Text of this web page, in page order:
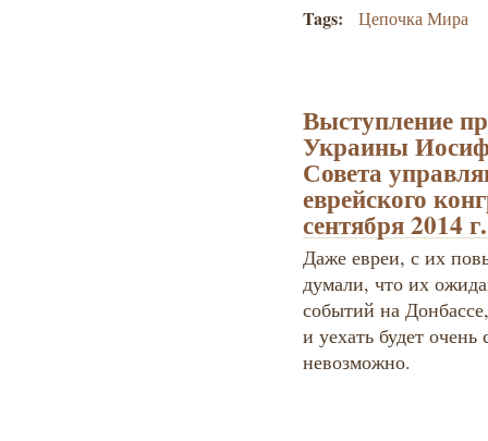
Tags: Цепочка Мира
Выступление
Украины
Совета
еврейского
сентября 2014 г.
Даже евреи, с их
думали, что их
событий на
и уехать будет
невозможно.